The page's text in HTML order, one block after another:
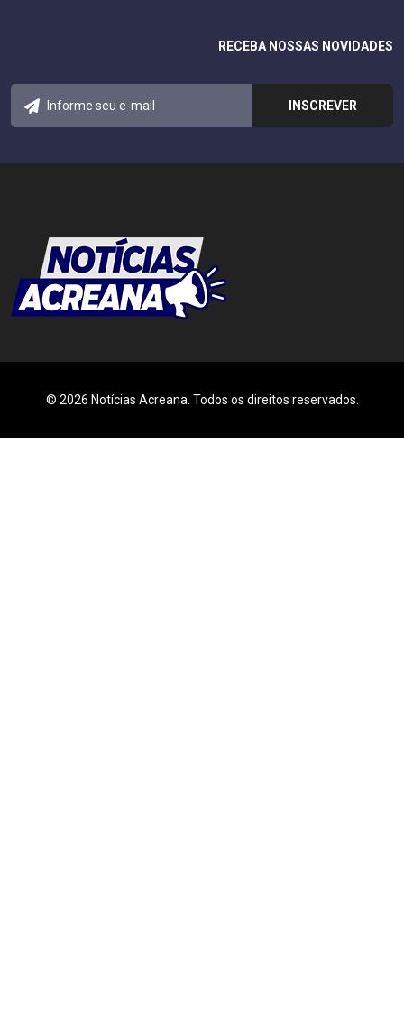
RECEBA NOSSAS NOVIDADES
© 2026 Notícias Acreana. Todos os direitos reservados.